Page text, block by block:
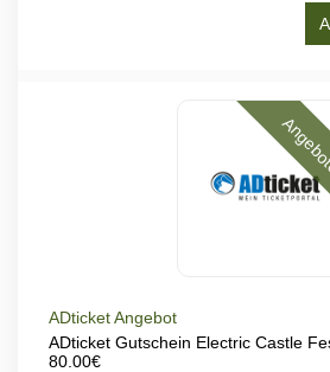
ADticket Angebot
ADticket Gutschein Electric Castle
80.00€